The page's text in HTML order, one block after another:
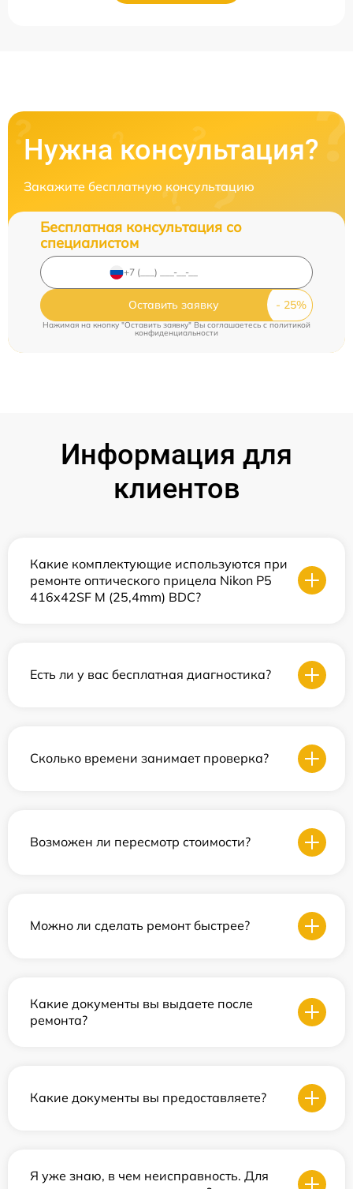
Нужна консультация?
Закажите бесплатную консультацию
Бесплатная консультация со
специалистом
Оставить заявку
Нажимая на кнопку "Оставить заявку" Вы соглашаетесь cполитикой
конфиденциальности
Информация для
клиентов
Какие комплектующие используются при
ремонте оптического прицела Nikon P5
416x42SF M (25,4mm) BDC?
Есть ли у вас бесплатная диагностика?
Сколько времени занимает проверка?
Возможен ли пересмотр стоимости?
Можно ли сделать ремонт быстрее?
Какие документы вы выдаете после
ремонта?
Какие документы вы предоставляете?
Я уже знаю, в чем неисправность. Для